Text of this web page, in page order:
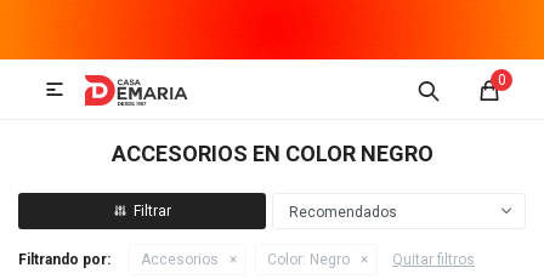
0

ACCESORIOS EN COLOR NEGRO
Recomendados
Filtrando por: Accesorios Color: Negro Quitar filtros
Imagen y Sonido Hogar
Televisores y accesorios